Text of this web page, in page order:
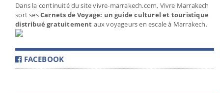
Dans la continuité du site vivre-marrakech.com, Vivre Marrakech
sort sesCarnets de Voyage: un guide culturel et touristique
distribué gratuitement aux voyageurs en escale à Marrakech.
FACEBOOK